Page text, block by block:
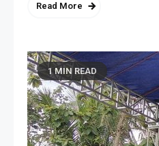
Read More
1 MIN READ